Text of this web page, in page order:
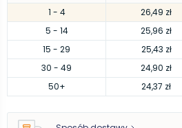
1 - 4 26,49 zł
5 - 14 25,96 zł
15 - 29 25,43 zł
30 - 49 24,90 zł
50+ 24,37 zł